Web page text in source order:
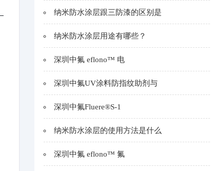
纳米防水涂层跟三防漆的区别是
纳米防水涂层用途有哪些？
深圳中氟 eflono™ 电
深圳中氟UV涂料防指纹助剂与
深圳中氟Fluere®S-1
纳米防水涂层的使用方法是什么
深圳中氟 eflono™ 氟